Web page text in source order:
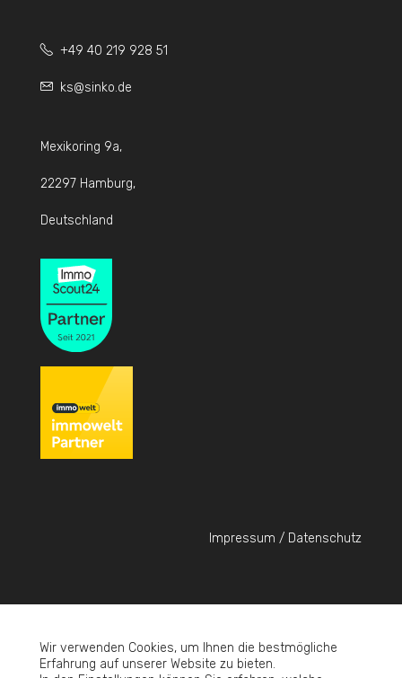
+49 40 219 928 51
ks@sinko.de
Mexikoring 9a,
22297 Hamburg,
Deutschland
Impressum / Datenschutz
© Sinko&Partner - 2023
Wir verwenden Cookies, um Ihnen die bestmögliche
Erfahrung auf unserer Website zu bieten.